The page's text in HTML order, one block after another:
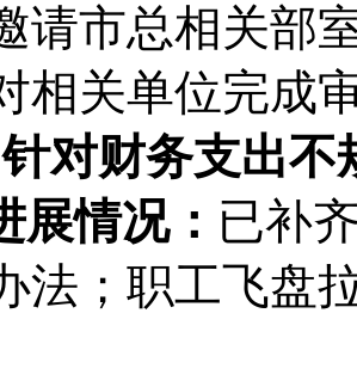
请市总相关部
相关单位完成
针对财务支出
展情况： 已补
法；职工飞盘